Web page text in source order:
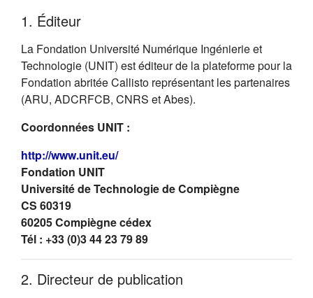
1. Éditeur
La Fondation Université Numérique Ingénierie et
Technologie (UNIT) est éditeur de la plateforme pour la
Fondation abritée Callisto représentant les partenaires
(ARU, ADCRFCB, CNRS et Abes).
Coordonnées UNIT :
http://www.unit.eu/(s'ouvre dans un nouvel onglet)
Fondation UNIT
Université de Technologie de Compiègne
CS 60319
60205 Compiègne cédex
Tél : +33 (0)3 44 23 79 89
2. Directeur de publication